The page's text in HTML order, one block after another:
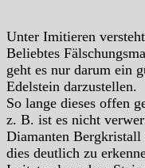
Unter Imitieren
Beliebtes
geht es nur darum ein
Edelstein darzustellen.
So lange dieses offen
z. B. ist es nicht
Diamanten Bergkristall
dies deutlich zu